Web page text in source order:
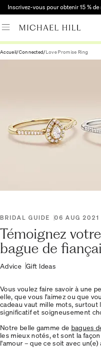
Inscrivez-vous pour obtenir 15 % de
Accueil/Connected/Love Promise Ring
BRIDAL GUIDE 06 AUG 2021
Témoignez
bague de
Advice Gift Ideas
Vous voulez faire savoir à une
elle, que vous l'aimez ou que
cadeau vaut mille mots, surtout
significatif et soigneusement
Notre belle gamme de bagues
les mieux notés, et sont la
l'amour – que ce soit avec